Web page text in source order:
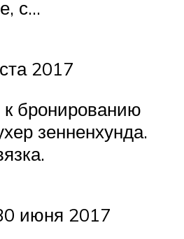
с…
2017
бронированию
зенненхунда.
июня 2017